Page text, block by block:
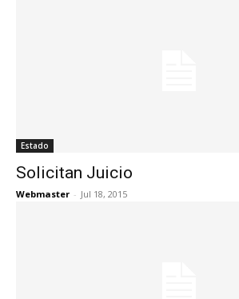
Estado
Solicitan Juicio
Webmaster - Jul 18, 2015